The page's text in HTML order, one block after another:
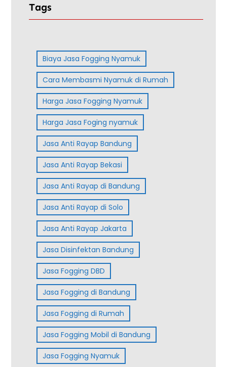
Tags
Biaya Jasa Fogging Nyamuk
Cara Membasmi Nyamuk di Rumah
Harga Jasa Fogging Nyamuk
Harga Jasa Foging nyamuk
Jasa Anti Rayap Bandung
Jasa Anti Rayap Bekasi
Jasa Anti Rayap di Bandung
Jasa Anti Rayap di Solo
Jasa Anti Rayap Jakarta
Jasa Disinfektan Bandung
Jasa Fogging DBD
Jasa Fogging di Bandung
Jasa Fogging di Rumah
Jasa Fogging Mobil di Bandung
Jasa Fogging Nyamuk